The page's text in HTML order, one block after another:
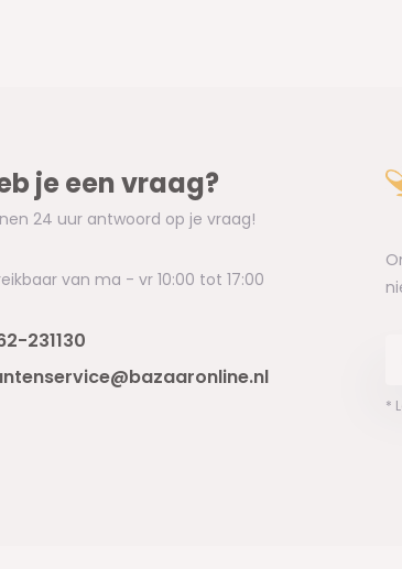
je een vraag?
24 uur antwoord op je vraag!
van ma - vr 10:00 tot 17:00
231130
*